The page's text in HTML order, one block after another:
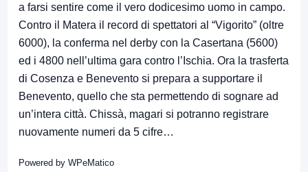
a farsi sentire come il vero dodicesimo uomo in campo.
Contro il Matera il record di spettatori al “Vigorito” (oltre
6000), la conferma nel derby con la Casertana (5600)
ed i 4800 nell’ultima gara contro l’Ischia. Ora la trasferta
di Cosenza e Benevento si prepara a supportare il
Benevento, quello che sta permettendo di sognare ad
un’intera città. Chissà, magari si potranno registrare
nuovamente numeri da 5 cifre…
Powered by WPeMatico